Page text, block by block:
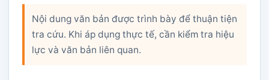
Nội dung văn bản được trình bày để thuận tiện
tra cứu. Khi áp dụng thực tế, cần kiểm tra hiệu
lực và văn bản liên quan.